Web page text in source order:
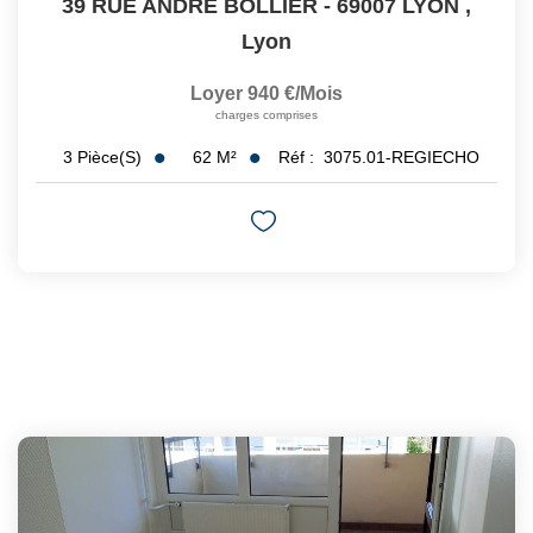
39 RUE ANDRE BOLLIER - 69007 LYON ,
Lyon
Loyer 940 €/mois
charges comprises
3 Pièce(s) 62 M² Réf : 3075.01-REGIECHO